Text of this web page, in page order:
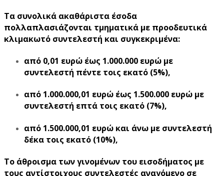
Τα συνολικά ακαθάριστα έσοδα
πολλαπλασιάζονται τμηματικά με προοδευτικά
κλιμακωτό συντελεστή και συγκεκριμένα:
από 0,01 ευρώ έως 1.000.000 ευρώ με
συντελεστή πέντε τοις εκατό (5%),
από 1.000.000,01 ευρώ έως 1.500.000 ευρώ με
συντελεστή επτά τοις εκατό (7%),
από 1.500.000,01 ευρώ και άνω με συντελεστή
δέκα τοις εκατό (10%),
Το άθροισμα των γινομένων του εισοδήματος με
τους αντίστοιχους συντελεστές αναγόμενο σε